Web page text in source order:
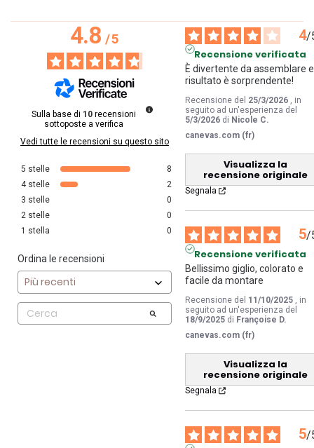
4.8/5
Sulla base di 10 recensioni
sottoposte a verifica
Vedi tutte le recensioni su questo sito
5 stelle
8
4 stelle
2
3 stelle
0
2 stelle
0
1 stella 0
Ordina le recensioni
4/
Recensione verificata
È divertente da assemblare
risultato è sorprendente!
Recensione del 25/3/2026 , in
seguito ad un'esperienza del
5/3/2026 di Nicole C.
canevas.com (fr)
Visualizza la
recensione originale
Segnala
5/
Recensione verificata
Bellissimo giglio, colorato e
facile da montare
Recensione del 11/10/2025 , in
seguito ad un'esperienza del
18/9/2025 di Françoise D.
canevas.com (fr)
Visualizza la
recensione originale
Segnala
5/